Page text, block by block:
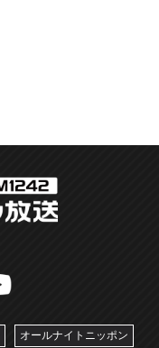
オールナイトニッポン